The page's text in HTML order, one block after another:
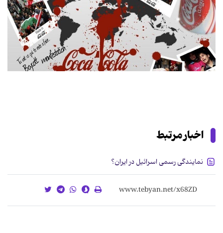
اخبار مرتبط
نمایندگی رسمی اسرائیل در ایران؟